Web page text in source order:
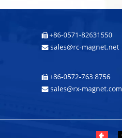
 +86-0571-82631550
 sales@rc-magnet.net
 +86-0572-763 8756
 sales@rx-magnet.com